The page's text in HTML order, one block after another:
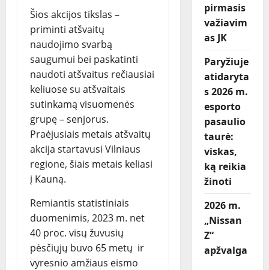
Šios akcijos tikslas –
priminti atšvaitų
naudojimo svarbą
saugumui bei paskatinti
naudoti atšvaitus rečiausiai
keliuose su atšvaitais
sutinkamą visuomenės
grupę – senjorus.
Praėjusiais metais atšvaitų
akcija startavusi Vilniaus
regione, šiais metais keliasi
į Kauną.
Remiantis statistiniais
duomenimis, 2023 m. net
40 proc. visų žuvusių
pėsčiųjų buvo 65 metų ir
vyresnio amžiaus eismo
pirmasis
važiavim
as JK
Paryžiuje
atidaryta
s 2026 m.
esporto
pasaulio
taurė:
viskas,
ką reikia
žinoti
2026 m.
„Nissan
Z“
apžvalga